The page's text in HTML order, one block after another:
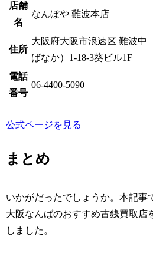
店舗
名
なんぼや 難波本店
住所
大阪府大阪市浪速区 難波中
ばなか）1-18-3葵ビル1F
電話
番号
06-4400-5090
公式ページを見る
まとめ
いかがだったでしょうか。本記事
大阪なんばのおすすめ古銭買取店
しました。